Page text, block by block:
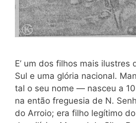
E’ um dos filhos mais ilustres
Sul e uma glória nacional.
tal o seu nome — nasceu a
na então freguesia de N.
do Arroio; era filho legítimo